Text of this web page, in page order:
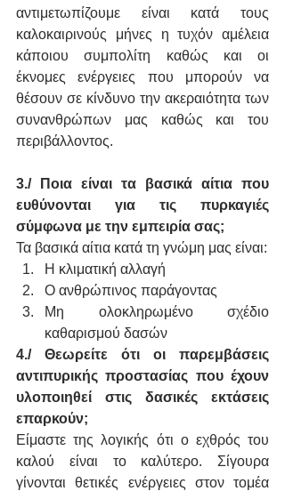
αντιμετωπίζουμε είναι κατά τους
καλοκαιρινούς μήνες η τυχόν αμέλεια
κάποιου συμπολίτη καθώς και οι
έκνομες ενέργειες που μπορούν να
θέσουν σε κίνδυνο την ακεραιότητα των
συνανθρώπων μας καθώς και του
περιβάλλοντος.
3./ Ποια είναι τα βασικά αίτια που
ευθύνονται για τις πυρκαγιές
σύμφωνα με την εμπειρία σας;
Τα βασικά αίτια κατά τη γνώμη μας είναι:
Η κλιματική αλλαγή
Ο ανθρώπινος παράγοντας
Μη ολοκληρωμένο σχέδιο
καθαρισμού δασών
4./ Θεωρείτε ότι οι παρεμβάσεις
αντιπυρικής προστασίας που έχουν
υλοποιηθεί στις δασικές εκτάσεις
επαρκούν;
Είμαστε της λογικής ότι ο εχθρός του
καλού είναι το καλύτερο. Σίγουρα
γίνονται θετικές ενέργειες στον τομέα